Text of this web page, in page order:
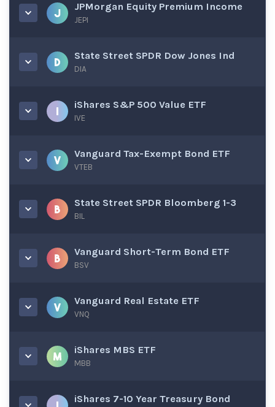
JPMorgan Equity Premium Income
JEPI
State Street SPDR Dow Jones Ind
DIA
iShares S&P 500 Value ETF
IVE
Vanguard Tax-Exempt Bond ETF
VTEB
State Street SPDR Bloomberg 1-3
BIL
Vanguard Short-Term Bond ETF
BSV
Vanguard Real Estate ETF
VNQ
iShares MBS ETF
MBB
iShares 7-10 Year Treasury Bond